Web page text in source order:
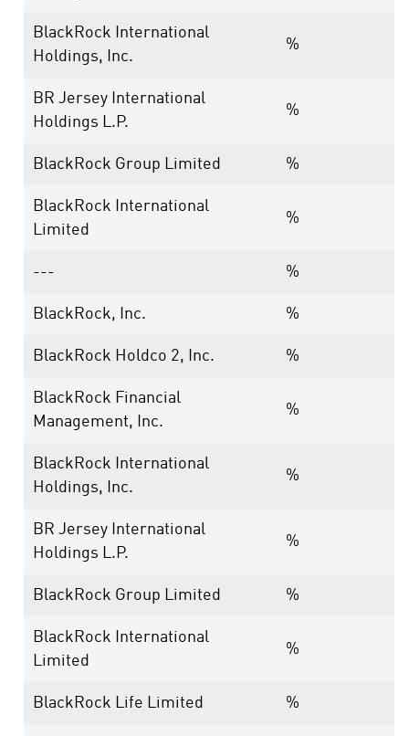
BlackRock International
Holdings, Inc.
%
BR Jersey International
Holdings L.P.
%
BlackRock Group Limited %
BlackRock International
Limited
%
--- %
BlackRock, Inc. %
BlackRock Holdco 2, Inc. %
BlackRock Financial
Management, Inc.
%
BlackRock International
Holdings, Inc.
%
BR Jersey International
Holdings L.P.
%
BlackRock Group Limited %
BlackRock International
Limited
%
BlackRock Life Limited %